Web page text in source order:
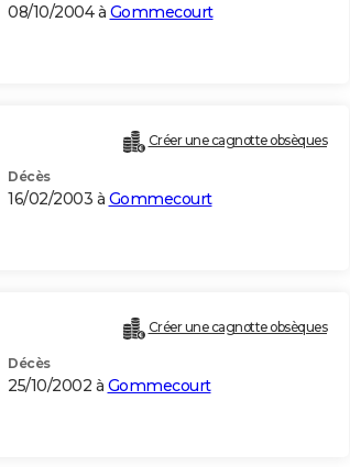
08/10/2004 à Gommecourt
Créer une cagnotte obsèques
Décès
16/02/2003 à Gommecourt
Créer une cagnotte obsèques
Décès
25/10/2002 à Gommecourt